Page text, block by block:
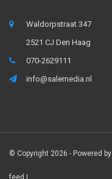
Waldorpstraat 347
2521 CJ Den Haag
070-2629111
info@salemedia.nl
© Copyright 2026 - Powered by
feed |